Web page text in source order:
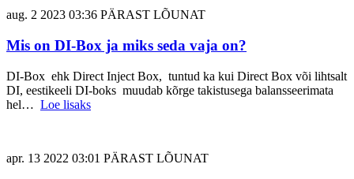
aug. 2 2023 03:36 PÄRAST LÕUNAT
Mis on DI-Box ja miks seda vaja on?
DI-Box ehk Direct Inject Box, tuntud ka kui Direct Box või lihtsalt
DI, eestikeeli DI-boks muudab kõrge takistusega balansseerimata
hel… Loe lisaks
apr. 13 2022 03:01 PÄRAST LÕUNAT